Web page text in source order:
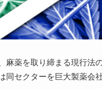
麻薬を取り締まる現行法
同セクターを巨大製薬会